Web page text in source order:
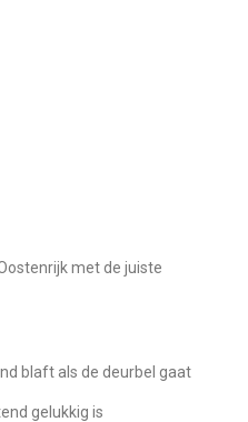
met de juiste
blaft als de deurbel gaat
gelukkig is